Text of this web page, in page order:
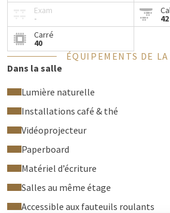
Bloc-notes et stylos
Projecteur et écran de projection
Paperboard
Wi-Fi gratuit
Exam
-
42
Carré
40
ÉQUIPEMENTS DE LA
Dans la salle
Lumière naturelle
Installations café & thé
Vidéoprojecteur
Paperboard
Matériel d’écriture
Salles au même étage
Accessible aux fauteuils roulants